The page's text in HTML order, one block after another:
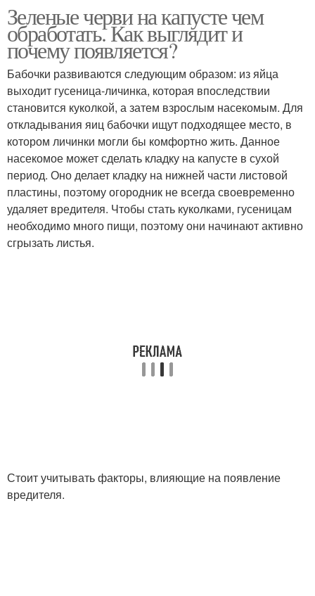
Зеленые черви на капусте чем
обработать. Как выглядит и
почему появляется?
Бабочки развиваются следующим образом: из яйца
выходит гусеница-личинка, которая впоследствии
становится куколкой, а затем взрослым насекомым. Для
откладывания яиц бабочки ищут подходящее место, в
котором личинки могли бы комфортно жить. Данное
насекомое может сделать кладку на капусте в сухой
период. Оно делает кладку на нижней части листовой
пластины, поэтому огородник не всегда своевременно
удаляет вредителя. Чтобы стать куколками, гусеницам
необходимо много пищи, поэтому они начинают активно
сгрызать листья.
Стоит учитывать факторы, влияющие на появление
вредителя.